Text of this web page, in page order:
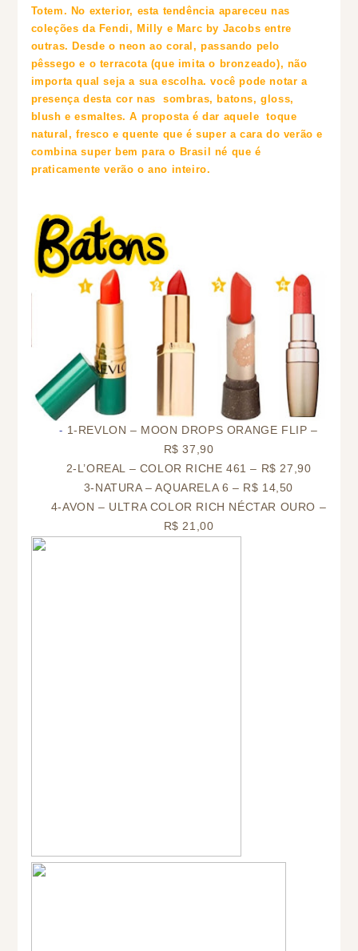
Totem. No exterior, esta tendência apareceu nas
coleções da Fendi, Milly e Marc by Jacobs entre
outras.Desde o neon ao coral, passando pelo
pêssego e o terracota (que imita o bronzeado), não
importa qual seja a sua escolha. você pode notar a
presença desta cor nas sombras, batons, gloss,
blush e esmaltes. A proposta é dar aquele toque
natural, fresco e quente que é super a cara do verão e
combina super bem para o Brasil né que é
praticamente verão o ano inteiro.
1-REVLON – MOON DROPS ORANGE FLIP –
R$ 37,90
2-L’OREAL – COLOR RICHE 461 – R$ 27,90
3-NATURA – AQUARELA 6 – R$ 14,50
4-AVON – ULTRA COLOR RICH NÉCTAR OURO –
R$ 21,00